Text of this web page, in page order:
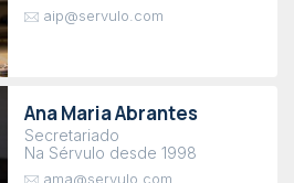
aip@servulo.com
Ana Maria Abrantes
Secretariado
Na Sérvulo desde 1998
ama@servulo.com